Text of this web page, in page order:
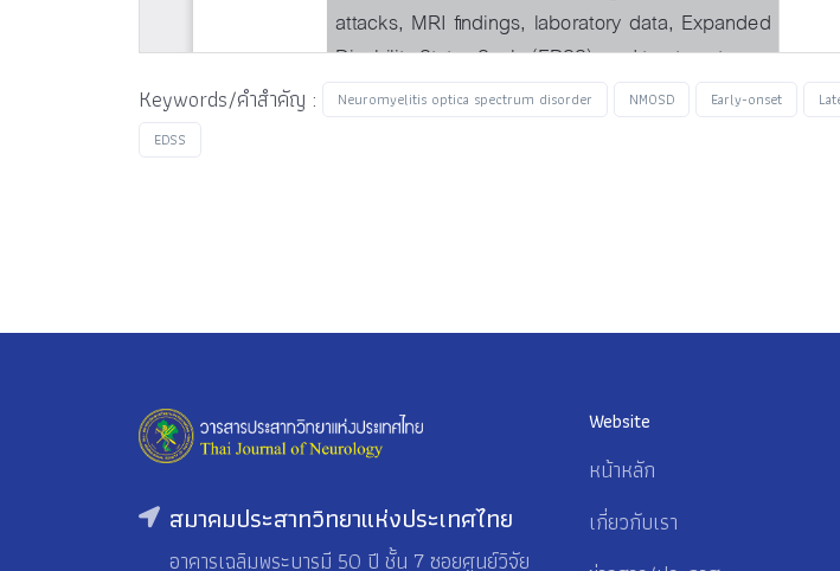
Keywords/คำสำคัญ : Neuromyelitis optica spectrum disorder NMOSD Early-onset
EDSS
สมาคมประสาทวิทยาแห่งประเทศไทย
อาคารเฉลิมพระบารมี 50 ปี ชั้น 7 ซอยศูนย์วิจัย
Website
หน้าหลัก
เกี่ยวกับเรา